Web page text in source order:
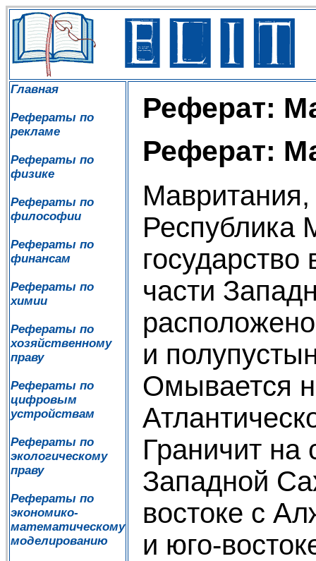
Главная
Рефераты по
рекламе
Рефераты по
физике
Рефераты по
философии
Рефераты по
финансам
Рефераты по
химии
Рефераты по
хозяйственному
праву
Рефераты по
цифровым
устройствам
Рефераты по
экологическому
праву
Рефераты по
экономико-
математическому
моделированию
Реферат:
Реферат:
Республика
части
и
Омывается
Граничит на
Западной
востоке с
и юго-